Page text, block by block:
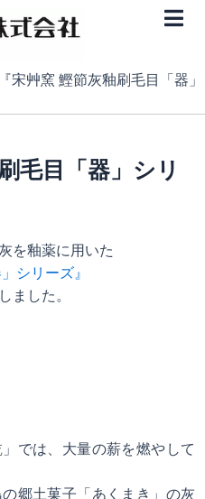
『宋艸窯 鰹節灰釉刷毛目「器」
毛目「器」シリ
を釉薬に用いた
シリーズ』
ました。
では、大量の薪を燃やして
郷土菓子「あくまき」の灰